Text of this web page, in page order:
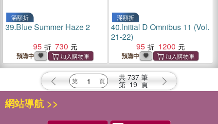
滿額折
39.Blue Summer Haze 2
95
730
預購中
滿額折
40.Initial D Omnibus 11 (Vol.
21-22)
95
1200
預購中
共 737 筆
第 19 頁
網站導航 >>